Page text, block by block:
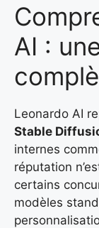
AI :
Leonardo AI
Stable
internes
réputation
certains
modèles